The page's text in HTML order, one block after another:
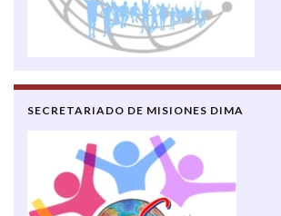
SECRETARIADO DE MISIONES DIMA